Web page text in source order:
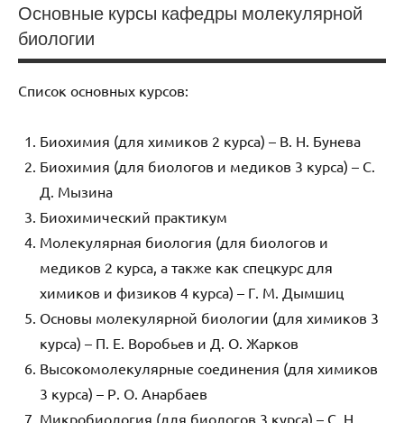
Основные курсы кафедры молекулярной
биологии
Список основных курсов:
Биохимия (для химиков 2 курса) – В. Н. Бунева
Биохимия (для биологов и медиков 3 курса) – С.
Д. Мызина
Биохимический практикум
Молекулярная биология (для биологов и
медиков 2 курса, а также как спецкурс для
химиков и физиков 4 курса) – Г. М. Дымшиц
Основы молекулярной биологии (для химиков 3
курса) – П. Е. Воробьев и Д. О. Жарков
Высокомолекулярные соединения (для химиков
3 курса) – Р. О. Анарбаев
Микробиология (для биологов 3 курса) – С. Н.